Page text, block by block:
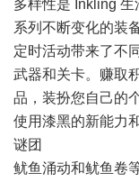
多样性是 Inkling
系列不断变化的装
定时活动带来了不
武器和关卡。赚取
品，装扮您自己的
使用漆黑的新能力
谜团
鱿鱼涌动和鱿鱼卷